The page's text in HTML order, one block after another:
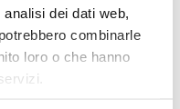
dei dati web,
combinarle
loro o che hanno